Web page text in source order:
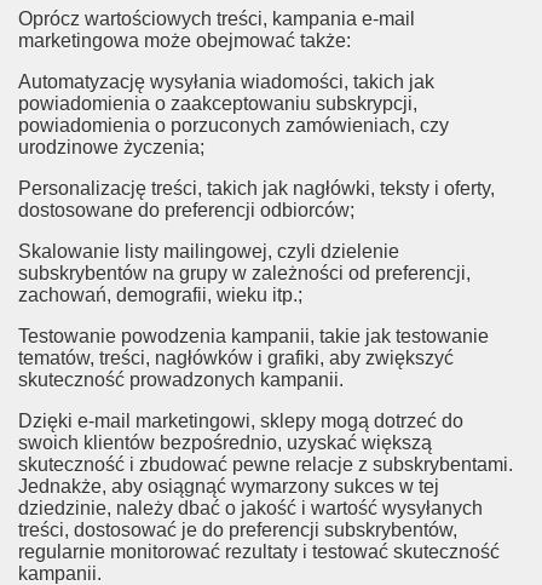
Oprócz wartościowych treści, kampania e-mail
marketingowa może obejmować także:
Automatyzację wysyłania wiadomości, takich jak
powiadomienia o zaakceptowaniu subskrypcji,
powiadomienia o porzuconych zamówieniach, czy
urodzinowe życzenia;
Personalizację treści, takich jak nagłówki, teksty i oferty,
dostosowane do preferencji odbiorców;
Skalowanie listy mailingowej, czyli dzielenie
subskrybentów na grupy w zależności od preferencji,
zachowań, demografii, wieku itp.;
Testowanie powodzenia kampanii, takie jak testowanie
tematów, treści, nagłówków i grafiki, aby zwiększyć
skuteczność prowadzonych kampanii.
Dzięki e-mail marketingowi, sklepy mogą dotrzeć do
swoich klientów bezpośrednio, uzyskać większą
skuteczność i zbudować pewne relacje z subskrybentami.
Jednakże, aby osiągnąć wymarzony sukces w tej
dziedzinie, należy dbać o jakość i wartość wysyłanych
treści, dostosować je do preferencji subskrybentów,
regularnie monitorować rezultaty i testować skuteczność
kampanii.